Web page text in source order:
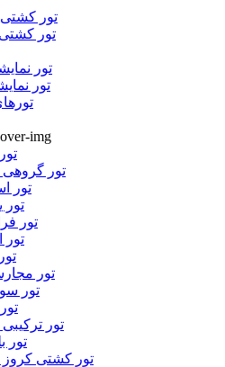
تور کشتی
تور
تور
تور
تور
تور گروهی
تور
تور
تور
تور
تور
تور
تور ترکیبی
تور
تور کشتی کروز